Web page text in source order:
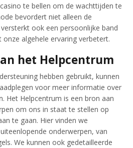
te bellen om de wachttijden te
bevordert niet alleen de
ook een persoonlijke band
algehele ervaring verbetert.
het Helpcentrum
hebben gebruikt, kunnen
voor meer informatie over
Het Helpcentrum is een bron aan
om ons in staat te stellen op
te gaan. Hier vinden we
onderwerpen, van
We kunnen ook gedetailleerde